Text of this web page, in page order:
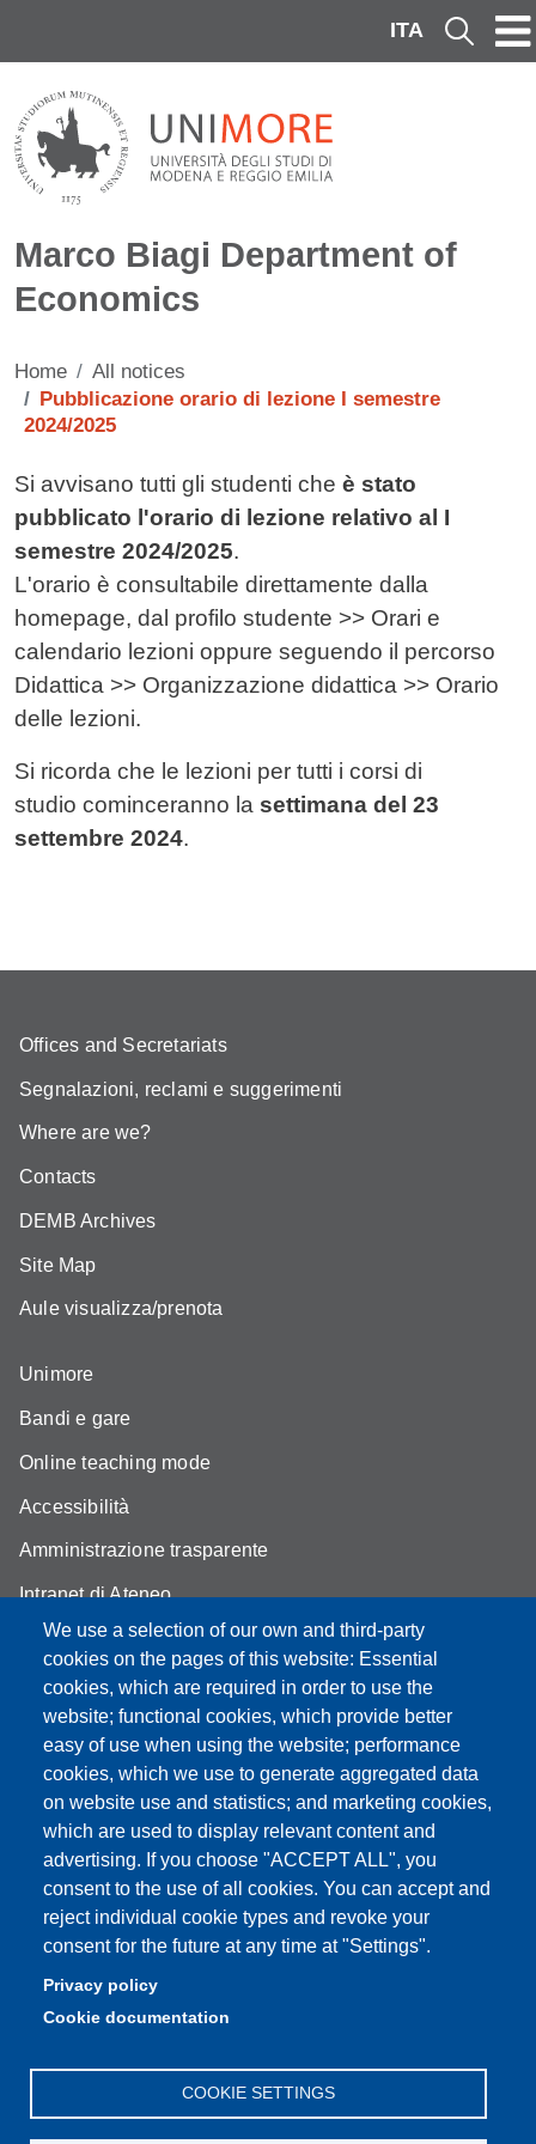
ITA Cerca
Marco Biagi Department of
Economics
Home
All notices
Pubblicazione orario di lezione I semestre
2024/2025
Testo avviso
Si avvisano tutti gli studenti che è stato
pubblicato l'orario di lezione relativo al I
semestre 2024/2025.
L'orario è consultabile direttamente dalla
homepage, dal profilo studente >> Orari e
calendario lezioni oppure seguendo il percorso
Didattica >> Organizzazione didattica >> Orario
delle lezioni.
Si ricorda che le lezioni per tutti i corsi di
studio cominceranno la settimana del 23
settembre 2024.
We use a selection of our own and third-party
cookies on the pages of this website: Essential
cookies, which are required in order to use the
website; functional cookies, which provide better
easy of use when using the website; performance
cookies, which we use to generate aggregated data
on website use and statistics; and marketing cookies,
which are used to display relevant content and
advertising. If you choose "ACCEPT ALL", you
consent to the use of all cookies. You can accept and
reject individual cookie types and revoke your
consent for the future at any time at "Settings".
Privacy policy
Cookie documentation
COOKIE SETTINGS
Offices and Secretariats
Segnalazioni, reclami e suggerimenti
Where are we?
Contacts
DEMB Archives
Site Map
Aule visualizza/prenota
Unimore
Bandi e gare
Online teaching mode
Accessibilità
Amministrazione trasparente
Intranet di Ateneo
Area riservata di Dipartimento
Cambia idea sui cookie
Privacy e cookie policy
Partita IVA: 00427620364
Dipartimento di Economia Marco Biagi
Sede: Via Berengario 51 - 41121 Modena
e-mail: info.economia@unimore.it | PEC:
Centralino: 059 / 205 6711
Portineria via Fontanelli: 059 / 205 7111